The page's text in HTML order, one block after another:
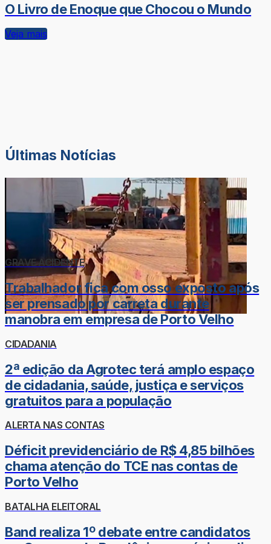
O Livro de Enoque que Chocou o Mundo
Veja mais
Últimas Notícias
GRAVE ACIDENTE
Trabalhador fica com osso exposto após
ser prensado por carreta durante
manobra em empresa de Porto Velho
CIDADANIA
2ª edição da Agrotec terá amplo espaço
de cidadania, saúde, justiça e serviços
gratuitos para a população
ALERTA NAS CONTAS
Déficit previdenciário de R$ 4,85 bilhões
chama atenção do TCE nas contas de
Porto Velho
BATALHA ELEITORAL
Band realiza 1º debate entre candidatos